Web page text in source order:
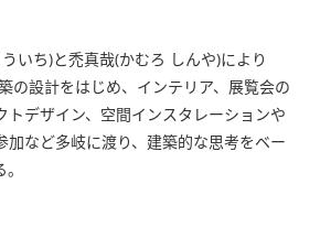
いち)と禿真哉(かむろ しんや)により
の設計をはじめ、インテリア、展覧会の
トデザイン、空間インスタレーションや
加など多岐に渡り、建築的な思考をベー